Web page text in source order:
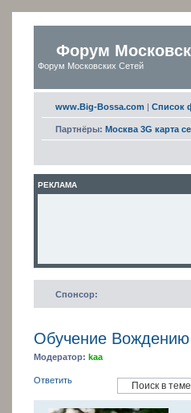
Форум
Форум Московских Сетей
www.Big-Bossa.com | Список
Партнёры: Москва 3G карта
РЕКЛАМА
Спонсор:
Обучение Вождению
Модератор: kaa
Ответить